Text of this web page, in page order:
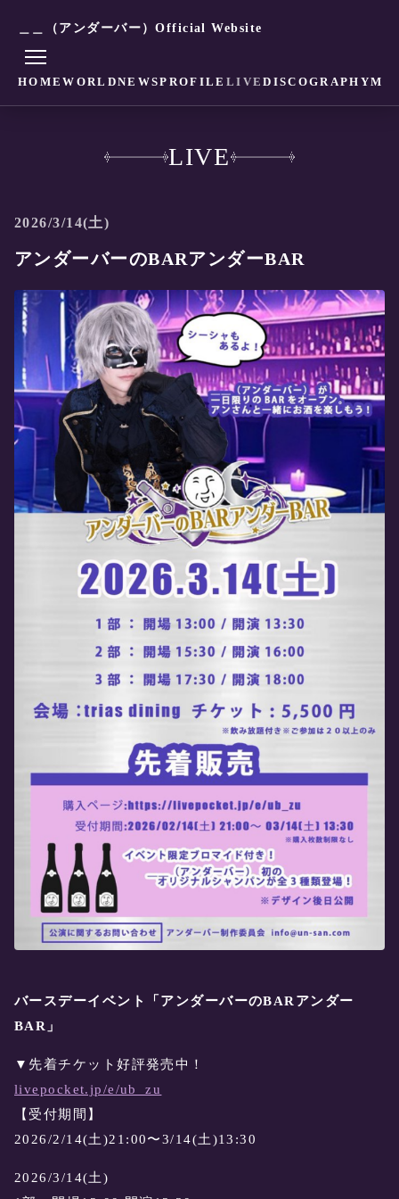
＿＿（アンダーバー）Official Website
HOMEWORLDNEWSPROFILE LIVEDISCOGRAPHY
LIVE
2026/3/14(土)
アンダーバーのBARアンダーBAR
バースデーイベント「アンダーバーのBARアンダー
BAR」
▼先着チケット好評発売中！
livepocket.jp/e/ub_zu
【受付期間】
2026/2/14(土)21:00〜3/14(土)13:30
2026/3/14(土)